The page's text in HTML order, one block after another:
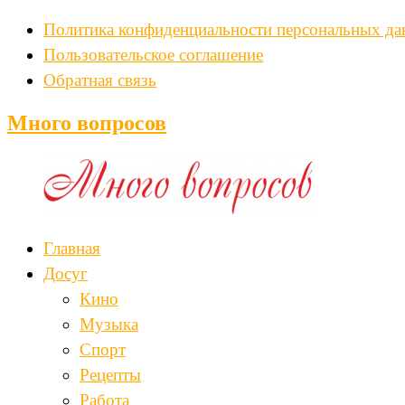
Политика конфиденциальности персональных
Пользовательское соглашение
Обратная связь
Много вопросов
Главная
Досуг
Кино
Музыка
Спорт
Рецепты
Работа